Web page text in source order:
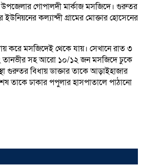
উপজেলার গোপালদী মার্কাজ মসজিদে। গুরুতর
কল্যান্দী গ্রামের মোক্তার হোসেনের
করে মসজিদেই থেকে যায়। সেখানে রাত ৩
তানভীর সহ আরো ১০/১২ জন মসজিদে ঢুকে
গুরুতর বিধায় ডাক্তার তাকে আড়াইহাজার
তাকে ঢাকার পপুলার হাসপাতালে পাঠানো